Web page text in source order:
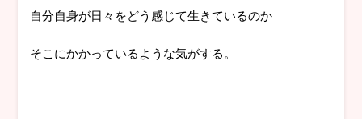
自分自身が日々をどう感じて生きているのか
そこにかかっているような気がする。